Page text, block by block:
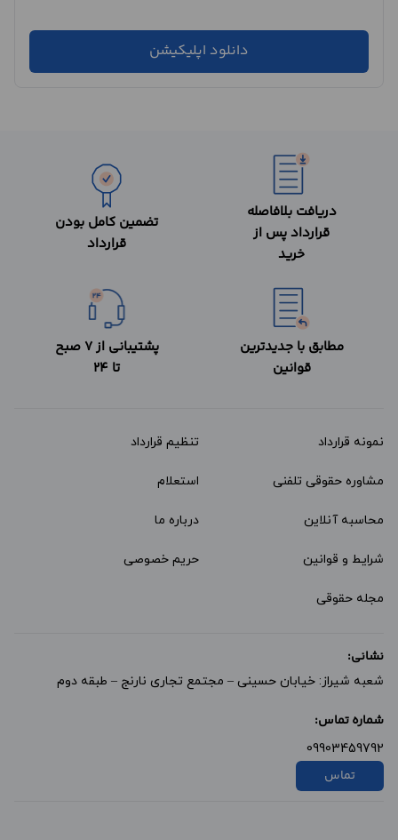
دانلود اپلیکیشن
دریافت بلافاصله
قرارداد پس از
خرید
تضمین کامل بودن
قرارداد
مطابق با جدیدترین
قوانین
پشتیبانی از 7 صبح
تا 24
نمونه قرارداد‌ تنظیم قرارداد
مشاوره حقوقی تلفنی استعلام
محاسبه آنلاین درباره ما
شرایط و قوانین حریم خصوصی
مجله حقوقی
نشانی:
شعبه شیراز: خیابان حسینی – مجتمع تجاری نارنج – طبقه دوم
شماره تماس:
09903459792
تماس